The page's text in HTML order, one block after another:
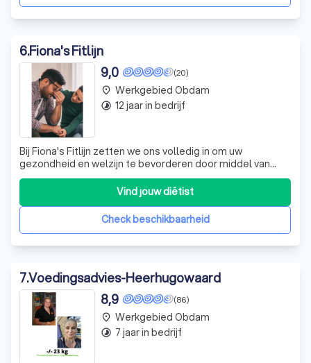
6.Fiona's Fitlijn
(20)
9,0
Bij Fiona's Fitlijn zetten we ons volledig in om uw
gezondheid en welzijn te bevorderen door middel van
geavanceerde en persoonlijke benaderingen zoals Neuro
Emotionele Integratie (NEI), orthomoleculaire consulten
en hormoonbalansmethoden. Wij geloven sterk in het
zelfherstellend vermogen van het li
Check beschikbaarheid
Vind jouw diëtist
place Werkgebied Obdam
timelapse 12 jaar in bedrijf
7.Voedingsadvies-Heerhugowaard
(86)
8,9
place Werkgebied Obdam
timelapse 7 jaar in bedrijf